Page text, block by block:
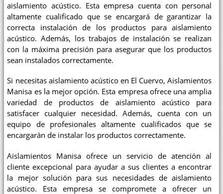
aislamiento acústico. Esta empresa cuenta con personal
altamente cualificado que se encargará de garantizar la
correcta instalación de los productos para aislamiento
acústico. Además, los trabajos de instalación se realizan
con la máxima precisión para asegurar que los productos
sean instalados correctamente.
Si necesitas aislamiento acústico en El Cuervo, Aislamientos
Manisa es la mejor opción. Esta empresa ofrece una amplia
variedad de productos de aislamiento acústico para
satisfacer cualquier necesidad. Además, cuenta con un
equipo de profesionales altamente cualificados que se
encargarán de instalar los productos correctamente.
Aislamientos Manisa ofrece un servicio de atención al
cliente excepcional para ayudar a sus clientes a encontrar
la mejor solución para sus necesidades de aislamiento
acústico. Esta empresa se compromete a ofrecer un